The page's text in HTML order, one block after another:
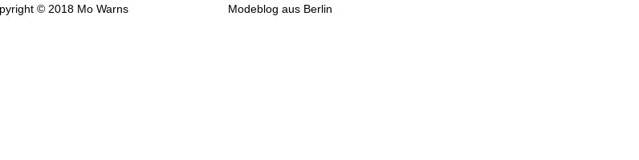
© 2018 Mo Warns Modeblog aus Berlin